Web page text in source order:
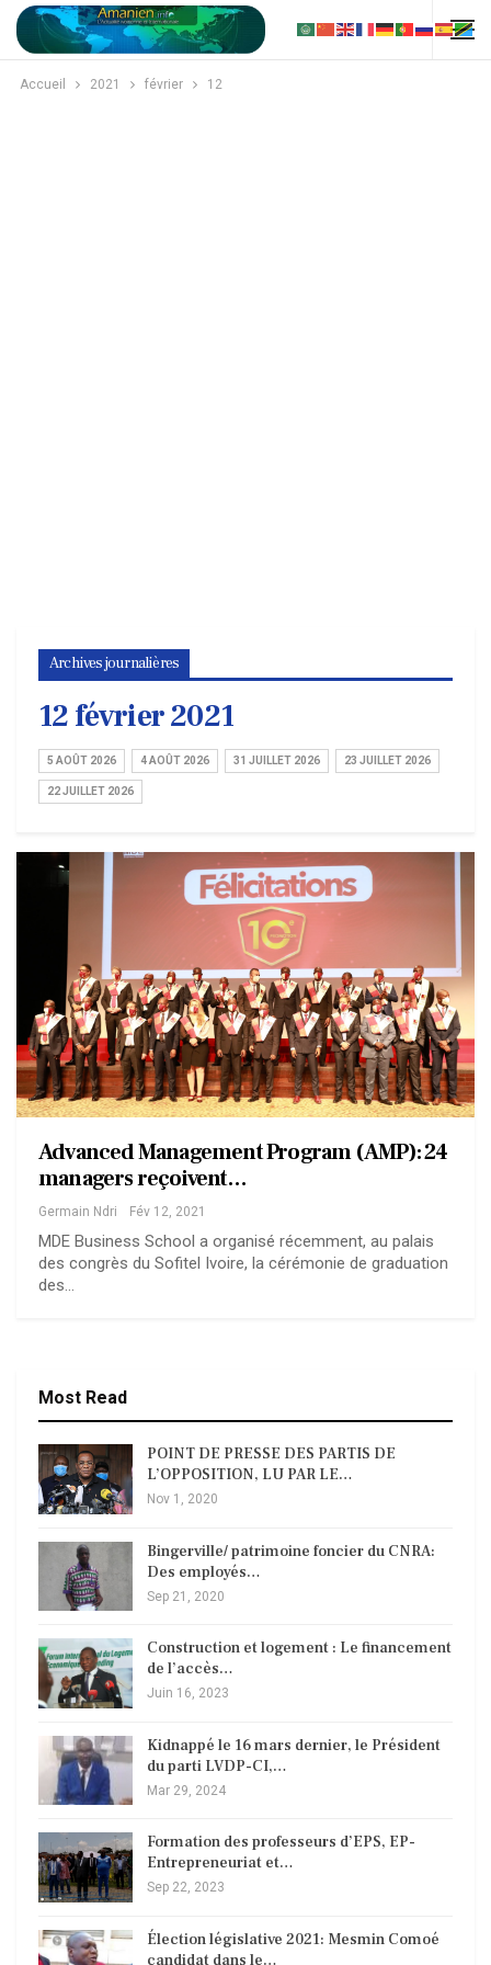
Accueil 2021 février 12
Archives journalières
12 février 2021
5 AOÛT 2026 4 AOÛT 2026 31 JUILLET 2026 23 JUILLET 2026
22 JUILLET 2026
Advanced Management Program ( AMP): 24
managers reçoivent…
Germain Ndri Fév 12, 2021
MDE Business School a organisé récemment, au palais
des congrès du Sofitel Ivoire, la cérémonie de graduation
des…
Most Read
POINT DE PRESSE DES PARTIS DE
L’OPPOSITION, LU PAR LE…
Nov 1, 2020
Bingerville/ patrimoine foncier du CNRA:
Des employés…
Sep 21, 2020
Construction et logement : Le financement
de l’accès…
Juin 16, 2023
Kidnappé le 16 mars dernier, le Président
du parti LVDP-CI,…
Mar 29, 2024
Formation des professeurs d’EPS, EP-
Entrepreneuriat et…
Sep 22, 2023
Élection législative 2021: Mesmin Comoé
candidat dans le…